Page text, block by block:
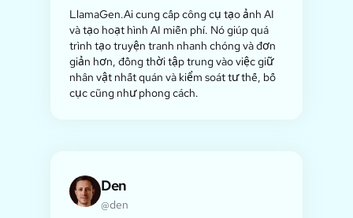
LlamaGen.Ai cung cấp công cụ tạo ảnh AI
và tạo hoạt hình AI miễn phí. Nó giúp quá
trình tạo truyện tranh nhanh chóng và đơn
giản hơn, đồng thời tập trung vào việc giữ
nhân vật nhất quán và kiểm soát tư thế, bố
cục cũng như phong cách.
Den
@den